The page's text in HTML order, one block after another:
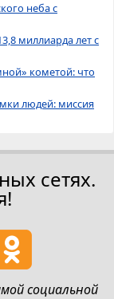
неба с
миллиарда лет с
кометой: что
людей: миссия
сетях.
социальной